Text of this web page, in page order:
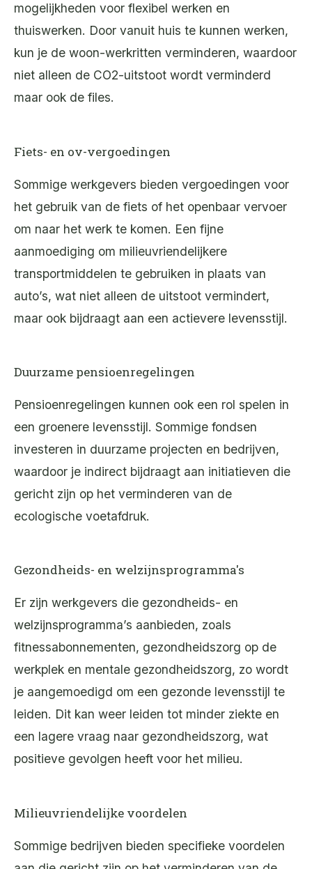
mogelijkheden voor flexibel werken en
thuiswerken. Door vanuit huis te kunnen werken,
kun je de woon-werkritten verminderen, waardoor
niet alleen de CO2-uitstoot wordt verminderd
maar ook de files.
Fiets- en ov-vergoedingen
Sommige werkgevers bieden vergoedingen voor
het gebruik van de fiets of het openbaar vervoer
om naar het werk te komen. Een fijne
aanmoediging om milieuvriendelijkere
transportmiddelen te gebruiken in plaats van
auto’s, wat niet alleen de uitstoot vermindert,
maar ook bijdraagt aan een actievere levensstijl.
Duurzame pensioenregelingen
Pensioenregelingen kunnen ook een rol spelen in
een groenere levensstijl. Sommige fondsen
investeren in duurzame projecten en bedrijven,
waardoor je indirect bijdraagt aan initiatieven die
gericht zijn op het verminderen van de
ecologische voetafdruk.
Gezondheids- en welzijnsprogramma's
Er zijn werkgevers die gezondheids- en
welzijnsprogramma’s aanbieden, zoals
fitnessabonnementen, gezondheidszorg op de
werkplek en mentale gezondheidszorg, zo wordt
je aangemoedigd om een gezonde levensstijl te
leiden. Dit kan weer leiden tot minder ziekte en
een lagere vraag naar gezondheidszorg, wat
positieve gevolgen heeft voor het milieu.
Milieuvriendelijke voordelen
Sommige bedrijven bieden specifieke voordelen